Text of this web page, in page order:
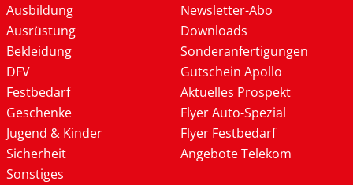
Ausbildung
Ausrüstung
Bekleidung
DFV
Festbedarf
Geschenke
Jugend & Kinder
Sicherheit
Sonstiges
Newsletter-Abo
Downloads
Sonderanfertigungen
Gutschein Apollo
Aktuelles Prospekt
Flyer Auto-Spezial
Flyer Festbedarf
Angebote Telekom